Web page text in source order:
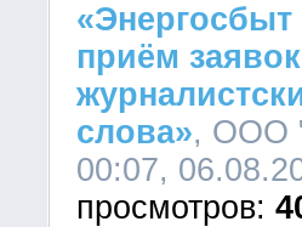
приём
слова», ООО
00:07,